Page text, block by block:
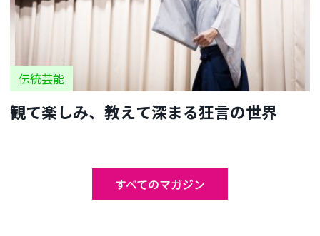
伝統芸能
観て楽しみ、教えて深まる狂言の世界
すべてのマガジン